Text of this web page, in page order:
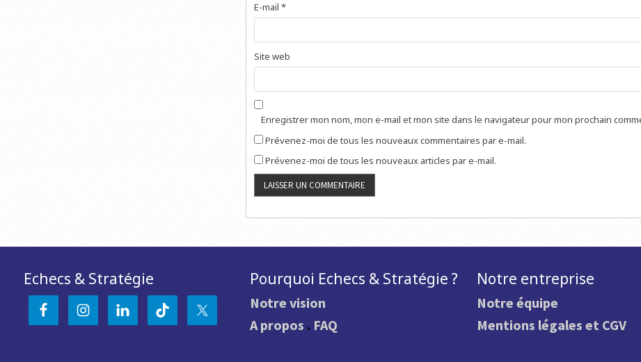
E-mail *
Site web
Enregistrer mon nom, mon e-mail et mon site dans le navigateur pour mon prochain
Prévenez-moi de tous les nouveaux commentaires par e-mail.
Prévenez-moi de tous les nouveaux articles par e-mail.
Echecs & Stratégie Pourquoi Echecs & Stratégie ?
Notre vision
A propos . FAQ
Notre entreprise
Notre équipe
Mentions légales et CGV